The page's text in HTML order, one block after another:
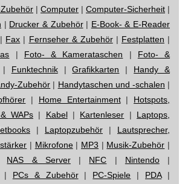
| Computer | Computer-Sicherheit |
| Drucker & Zubehör| E-Book- & E-Reader
| Fax | Fernseher & Zubehör| Festplatten |
| Foto- & Kamerataschen | Foto- &
| Funktechnik|Grafikkarten | Handy &
Zubehör | Handytaschen und -schalen |
| Home Entertainment| Hotspots,
WAPs | Kabel| Kartenleser | Laptops,
| Laptopzubehör | Lautsprecher,
| Mikrofone| MP3 | Musik-Zubehör |
NAS & Server| NFC | Nintendo|
| PCs & Zubehör| PC-Spiele | PDA|